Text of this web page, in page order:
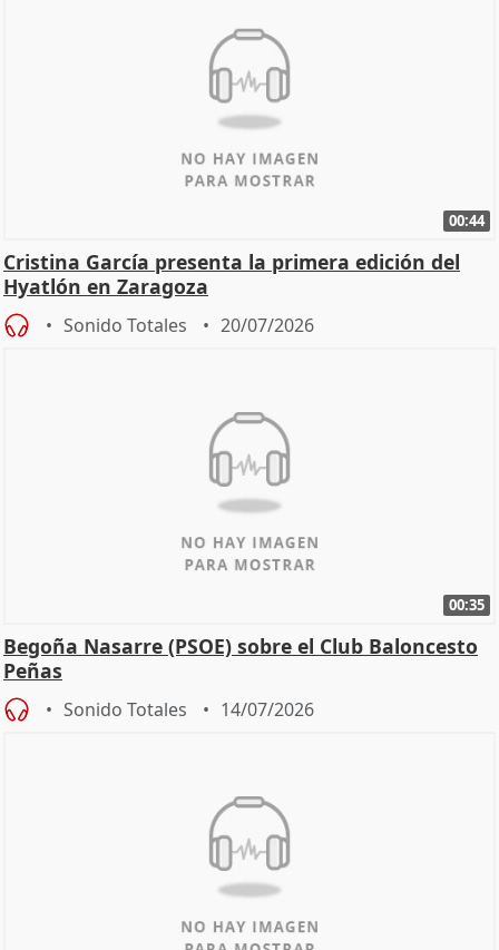
00:44
Cristina García presenta la primera edición del
Hyatlón en Zaragoza
Sonido Totales 20/07/2026
00:35
Begoña Nasarre (PSOE) sobre el Club Baloncesto
Peñas
Sonido Totales 14/07/2026